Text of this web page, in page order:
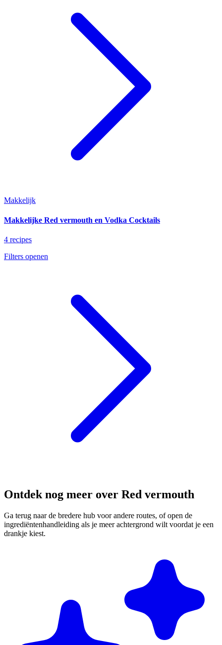
Makkelijk
Makkelijke Red vermouth en Vodka Cocktails
4 recipes
Filters openen
Ontdek nog meer over Red vermouth
Ga terug naar de bredere hub voor andere routes, of open de
ingrediëntenhandleiding als je meer achtergrond wilt voordat je een
drankje kiest.